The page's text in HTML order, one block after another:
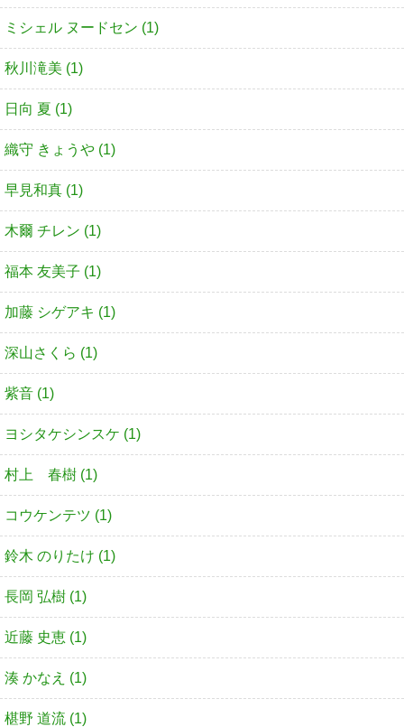
ミシェル ヌードセン (1)
秋川滝美 (1)
日向 夏 (1)
織守 きょうや (1)
早見和真 (1)
木爾 チレン (1)
福本 友美子 (1)
加藤 シゲアキ (1)
深山さくら (1)
紫音 (1)
ヨシタケシンスケ (1)
村上 春樹 (1)
コウケンテツ (1)
鈴木 のりたけ (1)
長岡 弘樹 (1)
近藤 史恵 (1)
湊 かなえ (1)
椹野 道流 (1)